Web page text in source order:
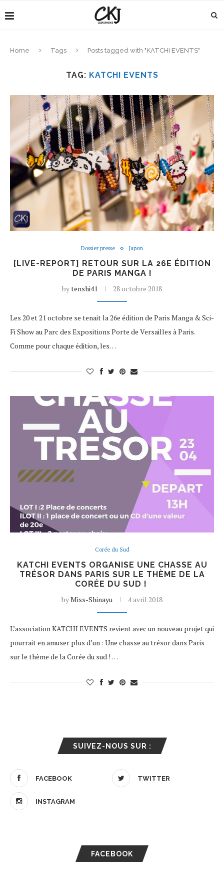
Home Tags Posts tagged with "KATCHI EVENTS"
TAG: KATCHI EVENTS
Dossier presse Japon
[LIVE-REPORT] RETOUR SUR LA 26E ÉDITION
DE PARIS MANGA !
bytenshi41 28 octobre 2018
Les 20 et 21 octobre se tenait la 26e édition de Paris Manga & Sci-
Fi Show au Parc des Expositions Porte de Versailles à Paris.
Comme pour chaque édition, les…
Corée du Sud
KATCHI EVENTS ORGANISE UNE CHASSE AU
TRÉSOR DANS PARIS SUR LE THÈME DE LA
CORÉE DU SUD !
byMiss-Shinayu 4 avril 2018
L’association KATCHI EVENTS revient avec un nouveau projet qui
pourrait en amuser plus d’un : Une chasse au trésor dans Paris
sur le thème de la Corée du sud ! …
SUIVEZ-NOUS SUR :
FACEBOOK TWITTER
INSTAGRAM
FACEBOOK